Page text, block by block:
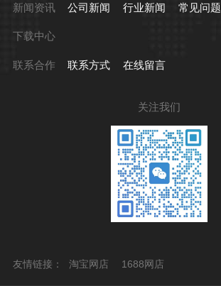
新闻资讯 公司新闻 行业新闻 常见问题
下载中心
联系合作 联系方式 在线留言
关注我们
友情链接： 淘宝网店 1688网店